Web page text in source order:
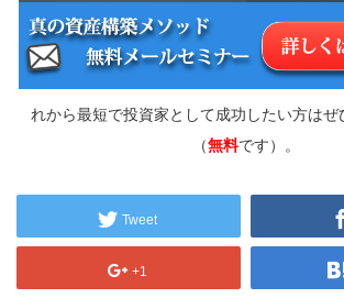
れから最短で投資家として成功したい方はぜ
（無料です）。
Tweet
+1